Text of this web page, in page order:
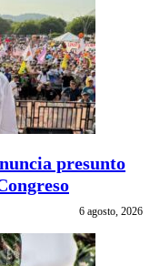
presunto
6 agosto, 2026